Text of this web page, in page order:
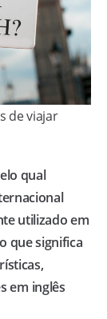
de viajar
qual
utilizado em
que significa
em inglês